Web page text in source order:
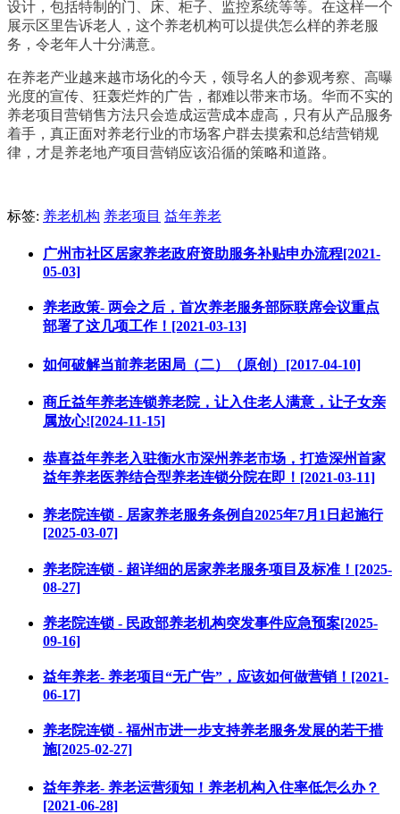
设计，包括特制的门、床、柜子、监控系统等等。在这样一个
展示区里告诉老人，这个养老机构可以提供怎么样的养老服
务，令老年人十分满意。
在养老产业越来越市场化的今天，领导名人的参观考察、高曝
光度的宣传、狂轰烂炸的广告，都难以带来市场。华而不实的
养老项目营销售方法只会造成运营成本虚高，只有从产品服务
着手，真正面对养老行业的市场客户群去摸索和总结营销规
律，才是养老地产项目营销应该沿循的策略和道路。
标签: 养老机构 养老项目 益年养老
广州市社区居家养老政府资助服务补贴申办流程[2021-
05-03]
养老政策- 两会之后，首次养老服务部际联席会议重点
部署了这几项工作！[2021-03-13]
如何破解当前养老困局（二）（原创）[2017-04-10]
商丘益年养老连锁养老院，让入住老人满意，让子女亲
属放心![2024-11-15]
恭喜益年养老入驻衡水市深州养老市场，打造深州首家
益年养老医养结合型养老连锁分院在即！[2021-03-11]
养老院连锁 - 居家养老服务条例自2025年7月1日起施行
[2025-03-07]
养老院连锁 - 超详细的居家养老服务项目及标准！[2025-
08-27]
养老院连锁 - 民政部养老机构突发事件应急预案[2025-
09-16]
益年养老- 养老项目“无广告”，应该如何做营销！[2021-
06-17]
养老院连锁 - 福州市进一步支持养老服务发展的若干措
施[2025-02-27]
益年养老- 养老运营须知！养老机构入住率低怎么办？
[2021-06-28]